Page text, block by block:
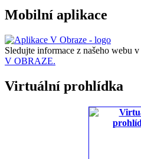
Mobilní aplikace
Sledujte informace z našeho webu v
V OBRAZE.
Virtuální prohlídka